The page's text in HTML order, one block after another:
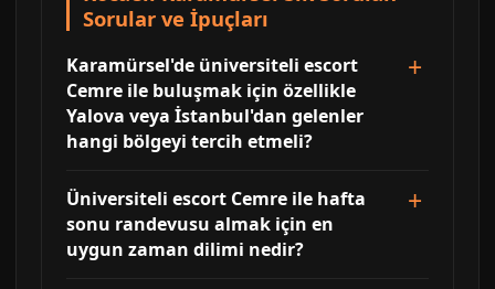
Sorular ve İpuçları
Karamürsel'de üniversiteli escort
Cemre ile buluşmak için özellikle
Yalova veya İstanbul'dan gelenler
hangi bölgeyi tercih etmeli?
Üniversiteli escort Cemre ile hafta
sonu randevusu almak için en
uygun zaman dilimi nedir?